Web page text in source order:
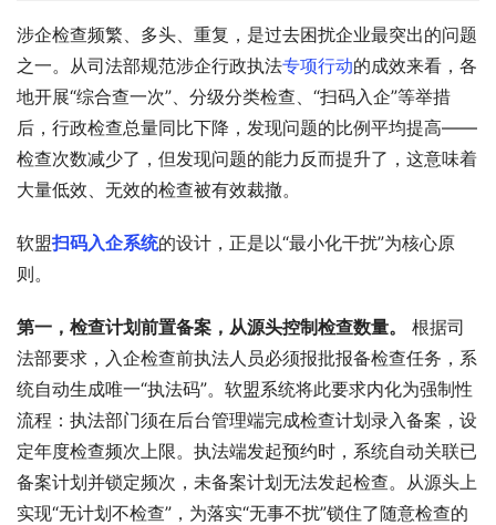
涉企检查频繁、多头、重复，是过去困扰企业最突出的问题
之一。从司法部规范涉企行政执法专项行动的成效来看，各
地开展“综合查一次”、分级分类检查、“扫码入企”等举措
后，行政检查总量同比下降，发现问题的比例平均提高——
检查次数减少了，但发现问题的能力反而提升了，这意味着
大量低效、无效的检查被有效裁撤。
软盟扫码入企系统的设计，正是以“最小化干扰”为核心原
则。
第一，检查计划前置备案，从源头控制检查数量。
根据司
法部要求，入企检查前执法人员必须报批报备检查任务，系
统自动生成唯一“执法码”。软盟系统将此要求内化为强制性
流程：执法部门须在后台管理端完成检查计划录入备案，设
定年度检查频次上限。执法端发起预约时，系统自动关联已
备案计划并锁定频次，未备案计划无法发起检查。从源头上
实现“无计划不检查”，为落实“无事不扰”锁住了随意检查的